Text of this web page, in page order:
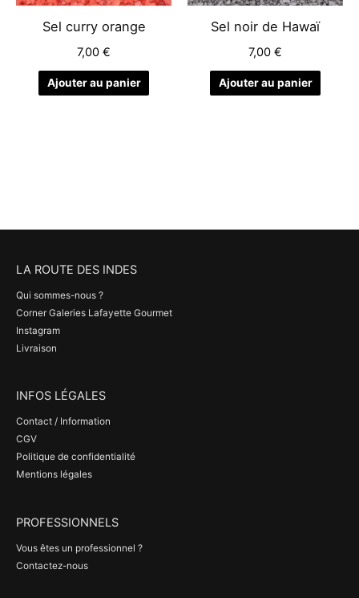
Sel curry orange
7,00 €
Ajouter au panier
Sel noir de Hawaï
7,00 €
Ajouter au panier
LA ROUTE DES INDES
Qui sommes-nous ?
Corner Galeries Lafayette Gourmet
Instagram
Livraison
INFOS LÉGALES
Contact / Information
CGV
Politique de confidentialité
Mentions légales
PROFESSIONNELS
Vous êtes un professionnel ?
Contactez-nous